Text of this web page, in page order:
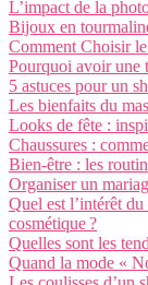
L’impact de la
Bijoux en
Comment Choisir
Pourquoi avoir une
5 astuces pour un
Les bienfaits du
Looks de fête :
Chaussures :
Bien-être : les
Organiser un
Quel est l’intérêt
cosmétique ?
Quelles sont les
Quand la mode «